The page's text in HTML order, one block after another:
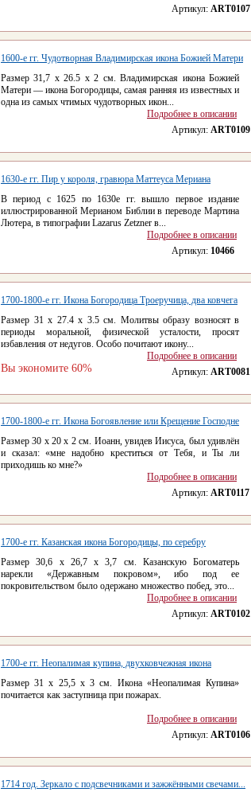
Артикул: ART0107
1600-е гг. Чудотворная Владимирская икона Божией Матери
Размер 31,7 x 26.5 х 2 см. Владимирская икона Божией
Матери — икона Богородицы, самая ранняя из известных и
одна из самых чтимых чудотворных икон...
Подробнее в описании
Артикул: ART0109
1630-е гг. Пир у короля, гравюра Маттеуса Мериана
В период с 1625 по 1630е гг. вышло первое издание
иллюстрированной Мерианом Библии в переводе Мартина
Лютера, в типографии Lazarus Zetzner в...
Подробнее в описании
Артикул: 10466
1700-1800-е гг. Икона Богородица Троеручица, два ковчега
Размер 31 x 27.4 х 3.5 см. Молитвы образу возносят в
периоды моральной, физической усталости, просят
избавления от недугов. Особо почитают икону...
Подробнее в описании
Вы экономите 60% Артикул: ART0081
1700-1800-е гг. Икона Богоявление или Крещение Господне
Размер 30 x 20 х 2 см. Иоанн, увидев Иисуса, был удивлён
и сказал: «мне надобно креститься от Тебя, и Ты ли
приходишь ко мне?»
Подробнее в описании
Артикул: ART0117
1700-е гг. Казанская икона Богородицы, по серебру
Размер 30,6 x 26,7 х 3,7 см. Казанскую Богоматерь
нарекли «Державным покровом», ибо под ее
покровительством было одержано множество побед, это...
Подробнее в описании
Артикул: ART0102
1700-е гг. Неопалимая купина, двухковчежная икона
Размер 31 x 25,5 х 3 см. Икона «Неопалимая Купина»
почитается как заступница при пожарах.
Подробнее в описании
Артикул: ART0106
1714 год. Зеркало с подсвечниками и зажжёнными свечами...